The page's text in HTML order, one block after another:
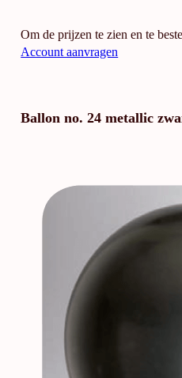
Om de prijzen te zien en te
Account aanvragen
Ballon no. 24 metallic